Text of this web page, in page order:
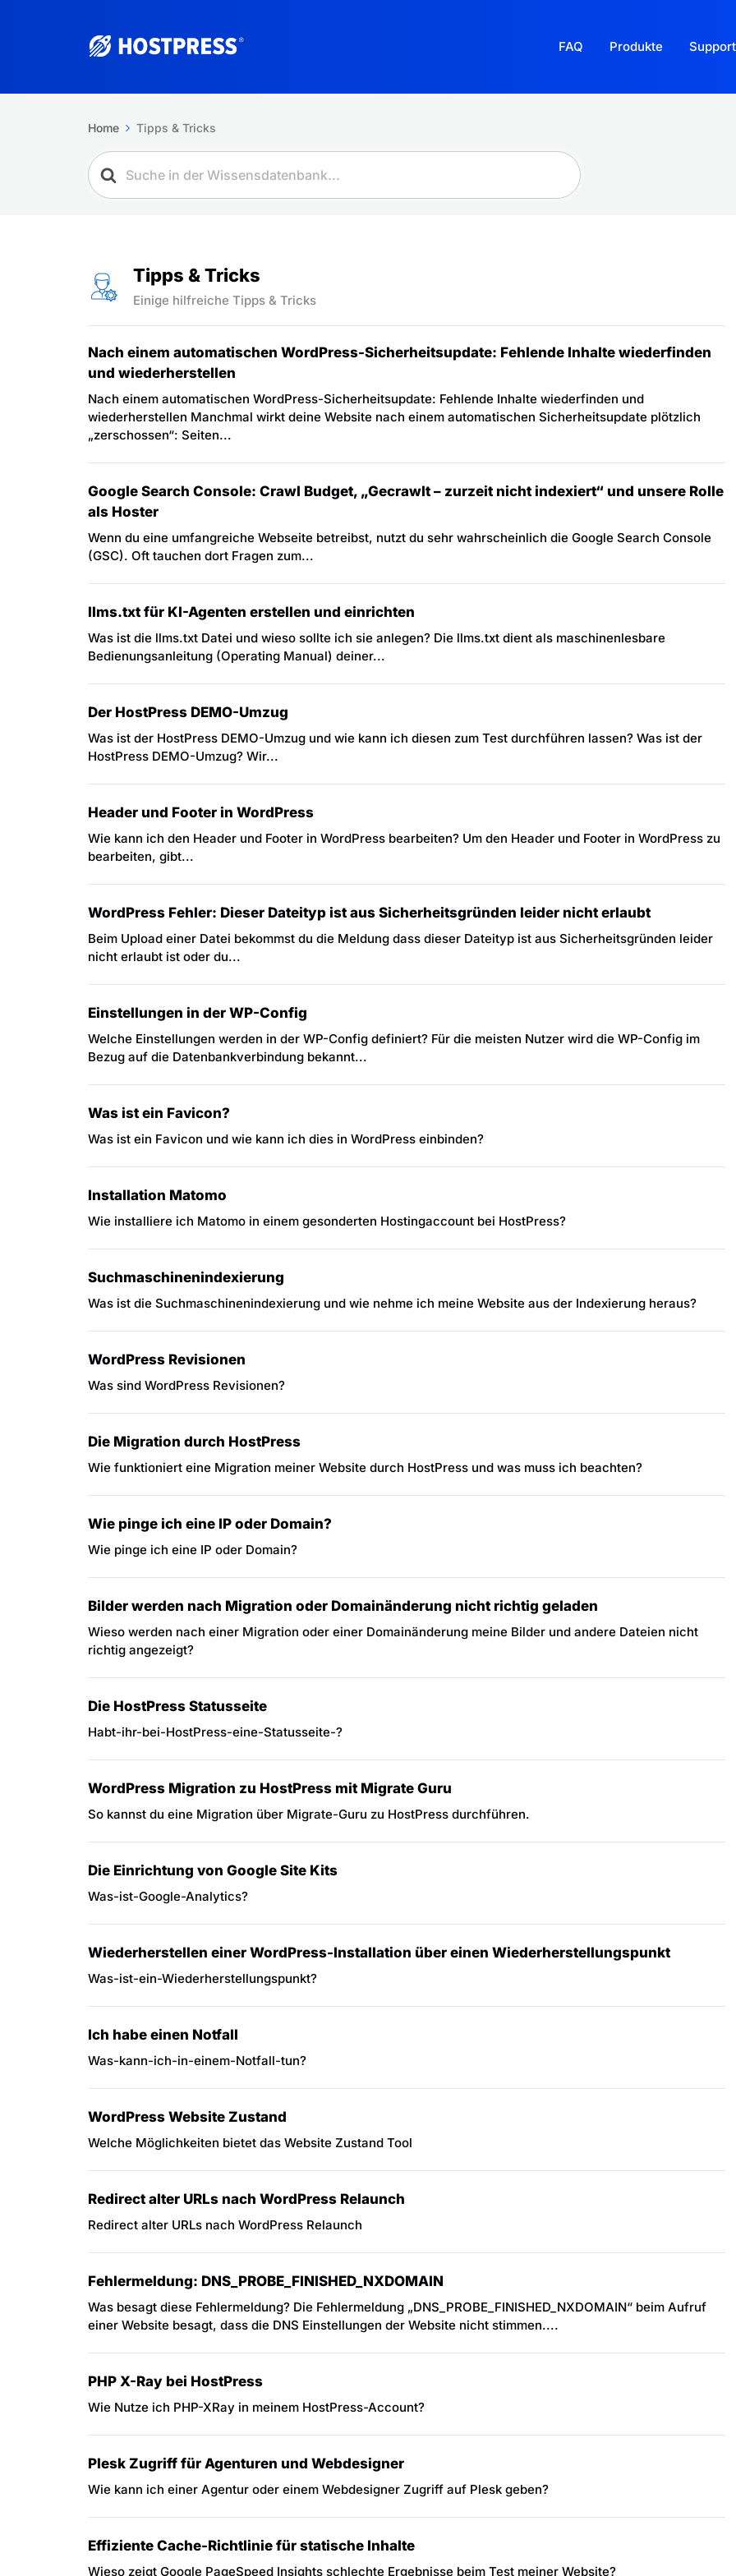
FAQ Produkte Support
Home Tipps & Tricks
Tipps & Tricks
Einige hilfreiche Tipps & Tricks
Nach einem automatischen WordPress-Sicherheitsupdate: Fehlende Inhalte wiederfinden
und wiederherstellen
Nach einem automatischen WordPress-Sicherheitsupdate: Fehlende Inhalte wiederfinden und
wiederherstellen Manchmal wirkt deine Website nach einem automatischen Sicherheitsupdate plötzlich
„zerschossen“: Seiten...
Google Search Console: Crawl Budget, „Gecrawlt – zurzeit nicht indexiert“ und unsere Rolle
als Hoster
Wenn du eine umfangreiche Webseite betreibst, nutzt du sehr wahrscheinlich die Google Search Console
(GSC). Oft tauchen dort Fragen zum...
llms.txt für KI-Agenten erstellen und einrichten
Was ist die llms.txt Datei und wieso sollte ich sie anlegen? Die llms.txt dient als maschinenlesbare
Bedienungsanleitung (Operating Manual) deiner...
Der HostPress DEMO-Umzug
Was ist der HostPress DEMO-Umzug und wie kann ich diesen zum Test durchführen lassen? Was ist der
HostPress DEMO-Umzug? Wir...
Header und Footer in WordPress
Wie kann ich den Header und Footer in WordPress bearbeiten? Um den Header und Footer in WordPress zu
bearbeiten, gibt...
WordPress Fehler: Dieser Dateityp ist aus Sicherheitsgründen leider nicht erlaubt
Beim Upload einer Datei bekommst du die Meldung dass dieser Dateityp ist aus Sicherheitsgründen leider
nicht erlaubt ist oder du...
Einstellungen in der WP-Config
Welche Einstellungen werden in der WP-Config definiert? Für die meisten Nutzer wird die WP-Config im
Bezug auf die Datenbankverbindung bekannt...
Was ist ein Favicon?
Was ist ein Favicon und wie kann ich dies in WordPress einbinden?
Installation Matomo
Wie installiere ich Matomo in einem gesonderten Hostingaccount bei HostPress?
Suchmaschinenindexierung
Was ist die Suchmaschinenindexierung und wie nehme ich meine Website aus der Indexierung heraus?
WordPress Revisionen
Was sind WordPress Revisionen?
Die Migration durch HostPress
Wie funktioniert eine Migration meiner Website durch HostPress und was muss ich beachten?
Wie pinge ich eine IP oder Domain?
Wie pinge ich eine IP oder Domain?
Bilder werden nach Migration oder Domainänderung nicht richtig geladen
Wieso werden nach einer Migration oder einer Domainänderung meine Bilder und andere Dateien nicht
richtig angezeigt?
Die HostPress Statusseite
Habt-ihr-bei-HostPress-eine-Statusseite-?
WordPress Migration zu HostPress mit Migrate Guru
So kannst du eine Migration über Migrate-Guru zu HostPress durchführen.
Die Einrichtung von Google Site Kits
Was-ist-Google-Analytics?
Wiederherstellen einer WordPress-Installation über einen Wiederherstellungspunkt
Was-ist-ein-Wiederherstellungspunkt?
Ich habe einen Notfall
Was-kann-ich-in-einem-Notfall-tun?
WordPress Website Zustand
Welche Möglichkeiten bietet das Website Zustand Tool
Redirect alter URLs nach WordPress Relaunch
Redirect alter URLs nach WordPress Relaunch
Fehlermeldung: DNS_PROBE_FINISHED_NXDOMAIN
Was besagt diese Fehlermeldung? Die Fehlermeldung „DNS_PROBE_FINISHED_NXDOMAIN“ beim Aufruf
einer Website besagt, dass die DNS Einstellungen der Website nicht stimmen....
PHP X-Ray bei HostPress
Wie Nutze ich PHP-XRay in meinem HostPress-Account?
Plesk Zugriff für Agenturen und Webdesigner
Wie kann ich einer Agentur oder einem Webdesigner Zugriff auf Plesk geben?
Effiziente Cache-Richtlinie für statische Inhalte
Wieso zeigt Google PageSpeed Insights schlechte Ergebnisse beim Test meiner Website?